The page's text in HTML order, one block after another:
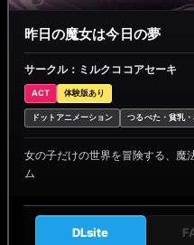
昨日の魔女は今日の夢
サークル：ミルクココアセーキ
ACT 体験版あり
ドットアニメーション つるぺた・貧乳
女の子だけの世界を冒険する、魔
ム
DLsite